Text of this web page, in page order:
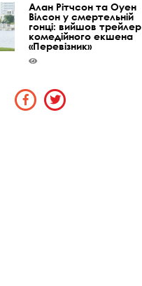
Алан Рітчсон та Оуен
Вілсон у смертельній
гонці: вийшов трейлер
комедійного екшена
«Перевізник»